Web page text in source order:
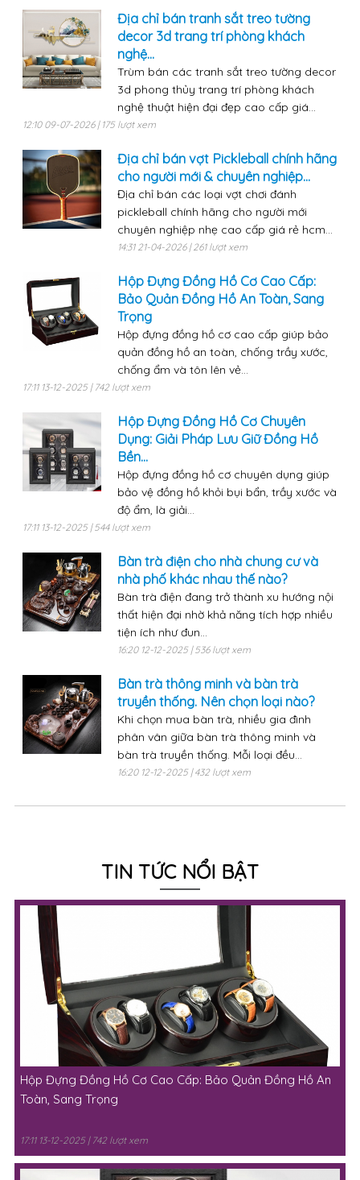
Địa chỉ bán tranh sắt treo tường
decor 3d trang trí phòng khách
nghệ...
Trùm bán các tranh sắt treo tường decor
3d phong thủy trang trí phòng khách
nghệ thuật hiện đại đẹp cao cấp giá...
12:10 09-07-2026 | 175 lượt xem
Địa chỉ bán vợt Pickleball chính hãng
cho người mới & chuyên nghiệp...
Địa chỉ bán các loại vợt chơi đánh
pickleball chính hãng cho người mới
chuyên nghiệp nhẹ cao cấp giá rẻ hcm...
14:31 21-04-2026 | 261 lượt xem
Hộp Đựng Đồng Hồ Cơ Cao Cấp:
Bảo Quản Đồng Hồ An Toàn, Sang
Trọng
Hộp đựng đồng hồ cơ cao cấp giúp bảo
quản đồng hồ an toàn, chống trầy xước,
chống ẩm và tôn lên vẻ...
17:11 13-12-2025 | 742 lượt xem
Hộp Đựng Đồng Hồ Cơ Chuyên
Dụng: Giải Pháp Lưu Giữ Đồng Hồ
Bền...
Hộp đựng đồng hồ cơ chuyên dụng giúp
bảo vệ đồng hồ khỏi bụi bẩn, trầy xước và
độ ẩm, là giải...
17:11 13-12-2025 | 544 lượt xem
Bàn trà điện cho nhà chung cư và
nhà phố khác nhau thế nào?
Bàn trà điện đang trở thành xu hướng nội
thất hiện đại nhờ khả năng tích hợp nhiều
tiện ích như đun...
16:20 12-12-2025 | 536 lượt xem
Bàn trà thông minh và bàn trà
truyền thống. Nên chọn loại nào?
Khi chọn mua bàn trà, nhiều gia đình
phân vân giữa bàn trà thông minh và
bàn trà truyền thống. Mỗi loại đều...
16:20 12-12-2025 | 432 lượt xem
TIN TỨC NỔI BẬT
Hộp Đựng Đồng Hồ Cơ Cao Cấp: Bảo Quản Đồng Hồ An
Toàn, Sang Trọng
17:11 13-12-2025 | 742 lượt xem